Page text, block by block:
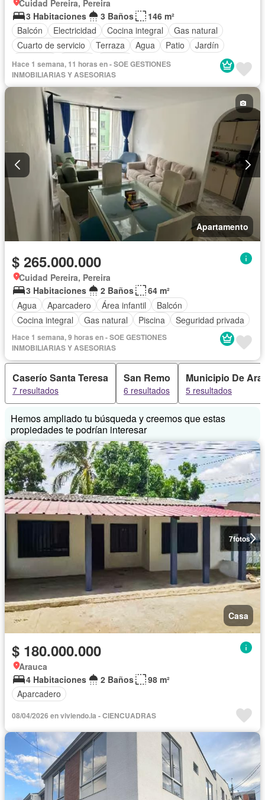
Cuidad Pereira, Pereira
3 Habitaciones
3 Baños
146 m²
Balcón
Electricidad Cocina integral
Gas natural
Cuarto de servicio
Terraza Agua Patio
Jardín
Gimnasio
Estudio Piscina
Hace 1 semana, 11 horas en - SOE GESTIONES
INMOBILIARIAS Y ASESORIAS
Apartamento
$ 265.000.000
Cuidad Pereira, Pereira
3 Habitaciones
2 Baños
64 m²
Agua
Aparcadero Área infantil
Balcón
Cocina integral
Gas natural Piscina Seguridad privada
Hace 1 semana, 9 horas en - SOE GESTIONES
INMOBILIARIAS Y ASESORIAS
Caserío Santa Teresa
7 resultados
San Remo
6 resultados
Municipio De
5 resultados
Hemos ampliado tu búsqueda y creemos que estas
propiedades te podrían interesar
7fotos
Casa
$ 180.000.000
Arauca
4 Habitaciones
2 Baños
98 m²
Aparcadero
08/04/2026 en viviendo.la - CIENCUADRAS